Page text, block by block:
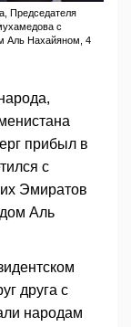
Председателя
с
Аль Нахайяном, 4
прибыл в
с
Эмиратов
Аль
друга с
народам